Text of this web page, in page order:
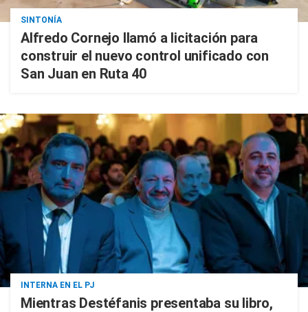
SINTONÍA
Alfredo Cornejo llamó a licitación para
construir el nuevo control unificado con
San Juan en Ruta 40
INTERNA EN EL PJ
Mientras Destéfanis presentaba su libro,